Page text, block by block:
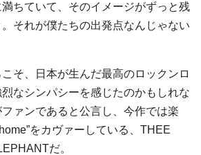
ちていて、そのイメージがずっと残
それが僕たちの出発点なんじゃない
そ、日本が生んだ最高のロックンロ
なシンパシーを感じたのかもしれな
ァンであると公言し、今作では楽
をカヴァーしている、THEE
だ。